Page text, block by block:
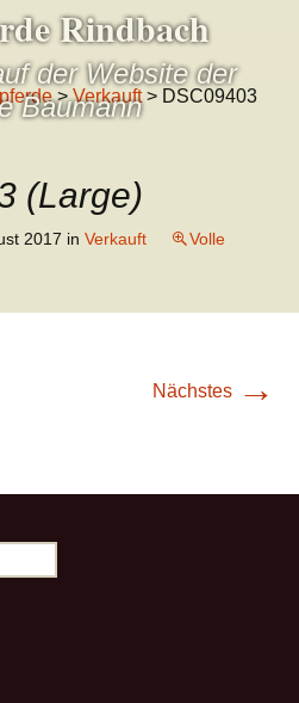
Rindbach
der Website der
Baumann
nach:
>Verkauft> DSC09403
(Large)
2017 in Verkauft
Volle
Nächstes →